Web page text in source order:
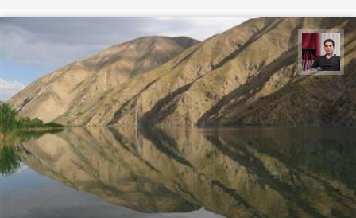
مجیدرضا افشاریان